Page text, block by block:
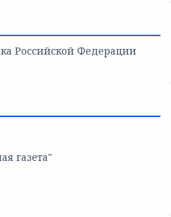
Российской Федерации
газета"